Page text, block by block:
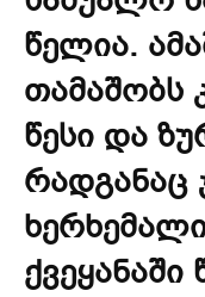
წელია.
თამაშობს
წესი და
რადგანაც
ქვეყანაში